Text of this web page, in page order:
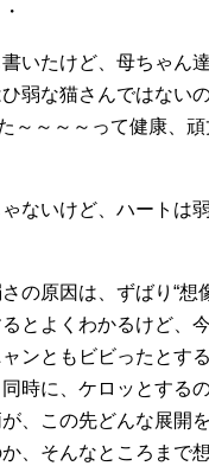
いたけど、母ちゃん
弱な猫さんではない
～～～～って健康、頑
ないけど、ハートは
の原因は、ずばり“想
とよくわかるけど、
ンともビビったとす
時に、ケロッとするの
、この先どんな展開
、そんなところまで